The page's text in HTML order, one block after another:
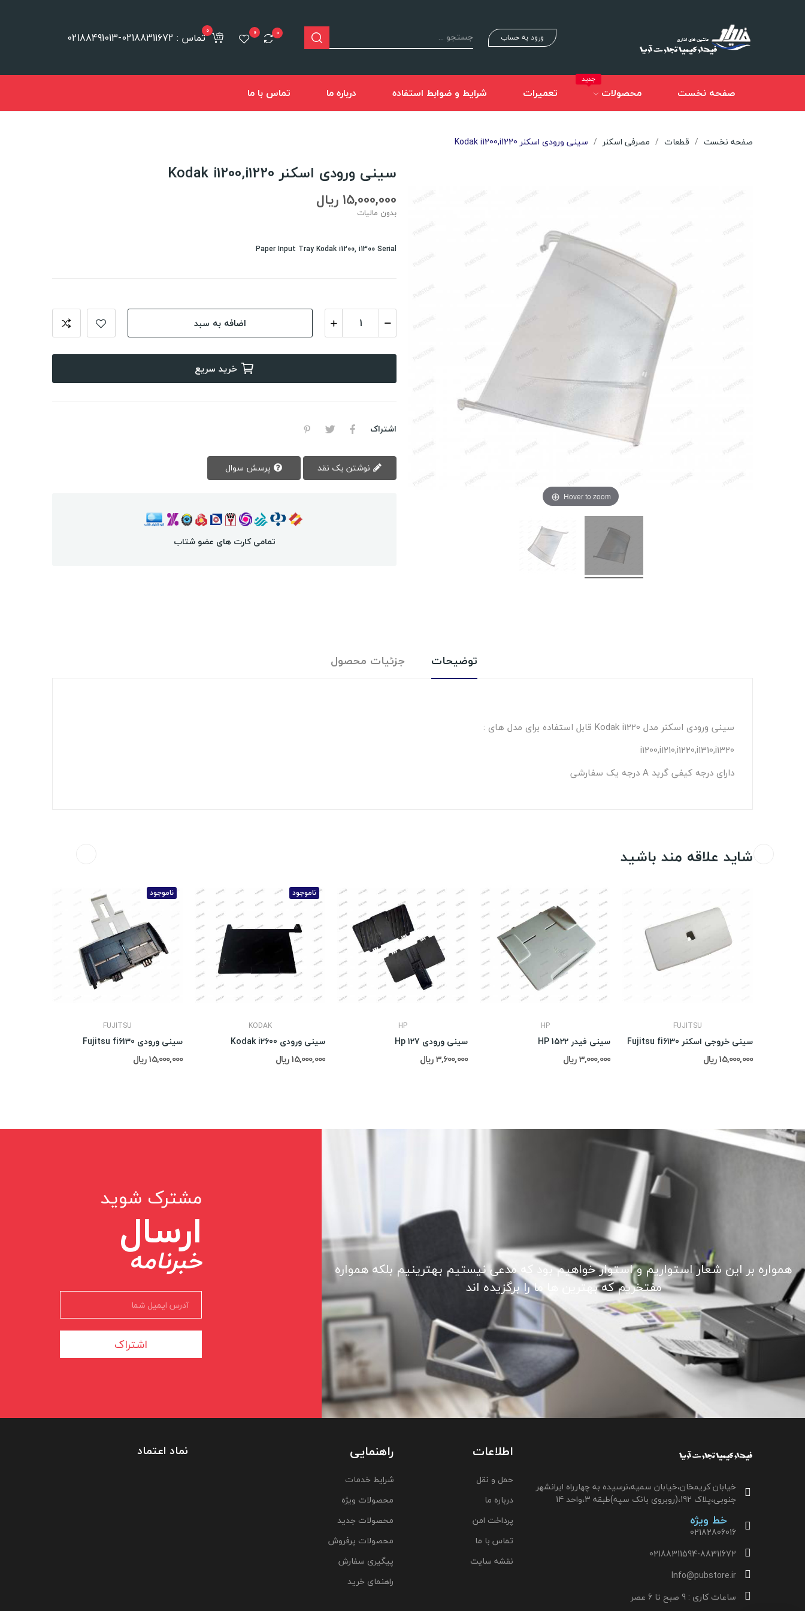
ورود به حساب 0
0 تماس : 02188311672-021884910130
صفحه نخست محصولات
جدید
تعمیرات شرایط و ضوابط استفاده درباره ما تماس با ما
صفحه نخست قطعات مصرفی اسکنر سینی ورودی اسکنر Kodak i1200,i1220
Hover to zoom
سینی ورودی اسکنر Kodak i1200,i1220
15,000,000 ریال
بدون مالیات
Paper Input Tray Kodak i1200, i1300 Serial
اضافه به سبد
خرید سریع
اشتراک
تمامی کارت های عضو شتاب
توضیحات جزئیات محصول
سینی ورودی اسکنر مدل Kodak i1220 قابل استفاده برای مدل های :
i1200,i1210,i1220,i1310,i1320
دارای درجه کیفی گرید A درجه یک سفارشی
شاید علاقه مند باشید
ناموجود
FUJITSU
سینی ورودی Fujitsu fi6130
15,000,000 ریال
ناموجود
KODAK
سینی ورودی Kodak i2600
15,000,000 ریال
HP
سینی ورودی Hp 127
3,600,000 ریال
HP
سینی فیدر HP 1522
3,000,000 ریال
FUJITSU
سینی خروجی اسکنر Fujitsu fi6130
15,000,000 ریال
همواره بر این شعار استواریم و استوار خواهیم بود که مدعی نیستیم بهترینیم بلکه همواره
مفتخریم که بهترین ها ما را برگزیده اند
مشترک شوید
ارسال
خبرنامه
اشتراک
خیابان کریمخان،خیابان سمیه،نرسیده به چهارراه ایرانشهر
جنوبی،پلاک 192،(روبروی بانک سپه)طبقه 3،واحد 14
خط ویژه
02182806016
02188311594-88311672
Info@pubstore.ir
ساعات کاری : 9 صبح تا 6 عصر
اطلاعات
حمل و نقل
درباره ما
پرداخت امن
تماس با ما
نقشه سایت
راهنمایی
شرایط خدمات
محصولات ویژه
محصولات جدید
محصولات پرفروش
پیگیری سفارش
راهنمای خرید
نماد اعتماد